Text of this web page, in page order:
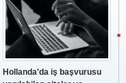
Hollanda'da iş başvurusu